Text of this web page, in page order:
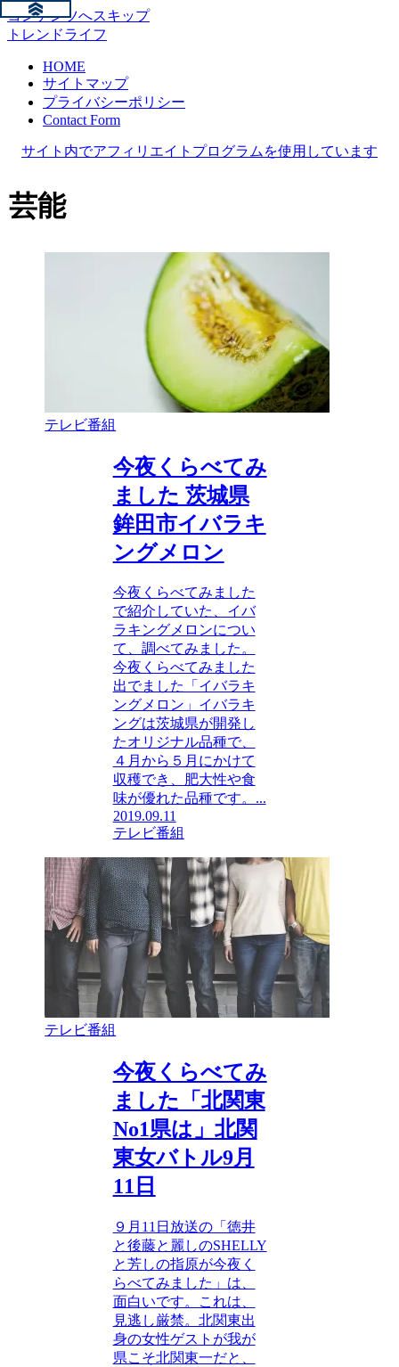
コンテンツへスキップ
トレンドライフ
HOME
サイトマップ
プライバシーポリシー
Contact Form
サイト内でアフィリエイトプログラムを使用しています
芸能
テレビ番組
今夜くらべてみ
ました 茨城県
鉾田市イバラキ
ングメロン
今夜くらべてみました
で紹介していた、イバ
ラキングメロンについ
て、調べてみました。
今夜くらべてみました
出でました「イバラキ
ングメロン」イバラキ
ングは茨城県が開発し
たオリジナル品種で、
４月から５月にかけて
収穫でき、肥大性や食
味が優れた品種です。...
2019.09.11
テレビ番組
テレビ番組
今夜くらべてみ
ました「北関東
No1県は」北関
東女バトル9月
11日
９月11日放送の「徳井
と後藤と麗しのSHELLY
と芳しの指原が今夜く
らべてみました」は、
面白いです。これは、
見逃し厳禁。北関東出
身の女性ゲストが我が
県こそ北関東一だと、